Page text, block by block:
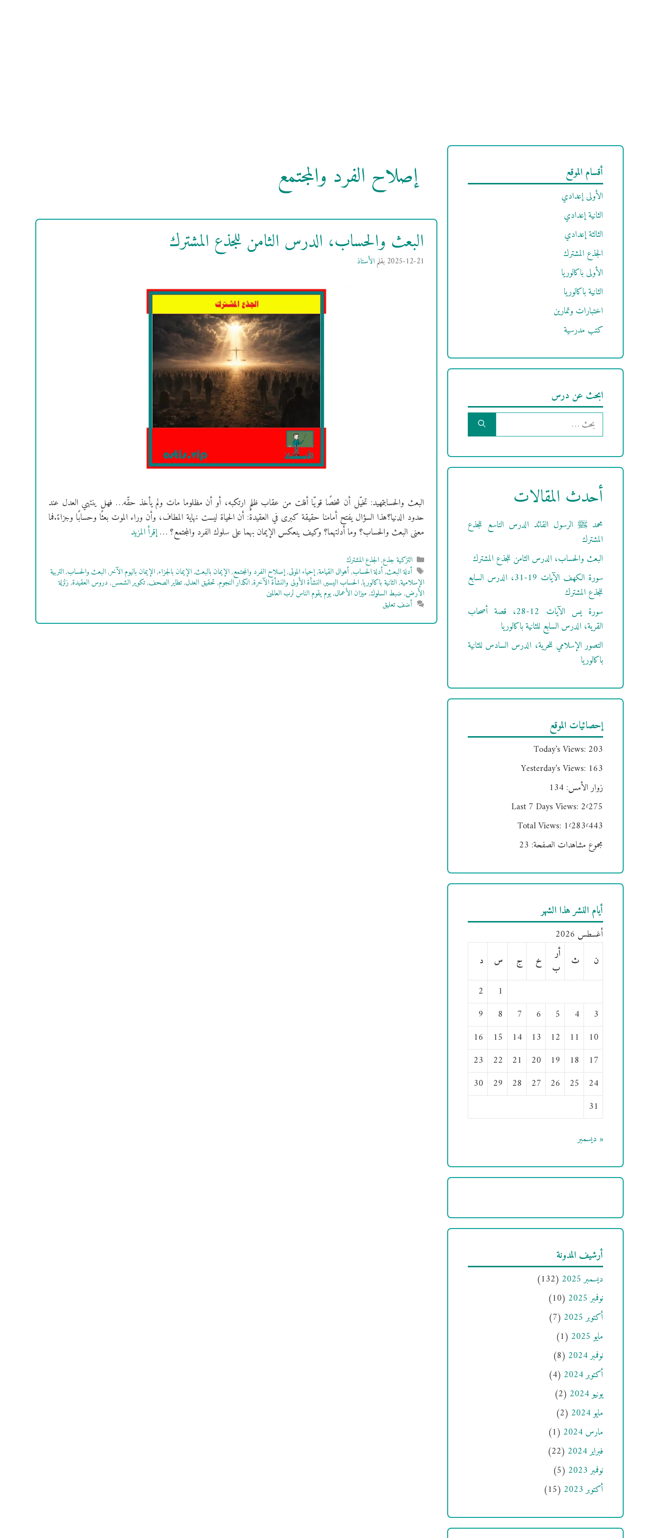
إصلاح الفرد والمجتمع
البعث والحساب، الدرس الثامن للجذع المشترك
2025-12-21 بقلمالأستاذ
البعث والحسابتمهيد: تخيّل أن شخصًا قويّا أفلت من عقاب ظلمٍ ارتكبه، أو أن مظلوما مات ولم يأخذ حقّه… فهل ينتهي العدل عند
حدود الدنيا؟هذا السؤال يفتح أمامنا حقيقة كبرى في العقيدة: أن الحياة ليست نهاية المطاف، وأن وراء الموت بعثًا وحسابًا وجزاءً.فما
معنى البعث والحساب؟ وما أدلتهما؟ وكيف ينعكس الإيمان بهما على سلوك الفرد والمجتمع؟ …إقرأ المزيد
التصنيفات
التزكية جذع,الجذع المشترك
الوسوم
أدلة البعث,أدلة الحساب,أهوال القيامة,إحياء الموتى,إصلاح الفرد والمجتمع,الإيمان بالبعث,الإيمان بالجزاء,الإيمان باليوم الآخر,البعث والحساب,التربية
الإسلامية,الثانية باكالوريا,الحساب اليسير,النشأة الأولى والنشأة الآخرة,انكدار النجوم,تحقيق العدل,تطاير الصحف,تكوير الشمس,دروس العقيدة,زلزلة
الأرض,ضبط السلوك,ميزان الأعمال,يوم يقوم الناس لرب العالمين
أضف تعليق
أقسام الموقع
الأولى إعدادي
الثانية إعدادي
الثالثة إعدادي
الجذع المشترك
الأولى باكالوريا
الثانية باكالوريا
اختبارات وتمارين
كتب مدرسية
ابحث عن درس
البحث
عن:
أحدث المقالات
محمد ﷺ الرسول القائد الدرس التاسع للجذع
المشترك
البعث والحساب، الدرس الثامن للجذع المشترك
سورة الكهف الآيات 19-31، الدرس السابع
للجذع المشترك
سورة يس الآيات 12-28، قصة أصحاب
القرية، الدرس السابع للثانية باكالوريا
التصور الإسلامي للحرية، الدرس السادس للثانية
باكالوريا
إحصائيات الموقع
Today's Views: 203
Yesterday's Views: 163
زوار الأمس: 134
Last 7 Days Views: 2٬275
Total Views: 1٬283٬443
مجموع مشاهدات الصفحة: 23
أيام النشر هذا الشهر
أغسطس 2026
ن
ث
أر
ب
خ ج س
د
1
2
3
4
5
6
7
8
9
10
11
12
13
14
15
16
17
18
19
20
21
22
23
24
25
26
27
28
29
30
31
« ديسمبر
أرشيف المدونة
ديسمبر 2025
(132)
نوفمبر 2025
(10)
أكتوبر 2025
(7)
مايو 2025
(1)
نوفمبر 2024
(8)
أكتوبر 2024
(4)
يونيو 2024
(2)
مايو 2024
(2)
مارس 2024
(1)
فبراير 2024
(22)
نوفمبر 2023
(5)
أكتوبر 2023
(15)